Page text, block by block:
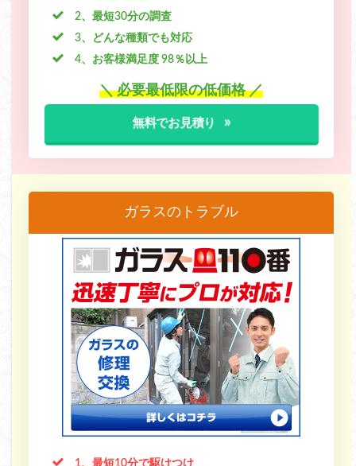
2、最短30分の調査
3、どんな種類でも対応
4、お客様満足度 98％以上
＼ 必要最低限の低価格 ／
無料でお見積り
ガラスのトラブル
1、最短10分で駆けつけ